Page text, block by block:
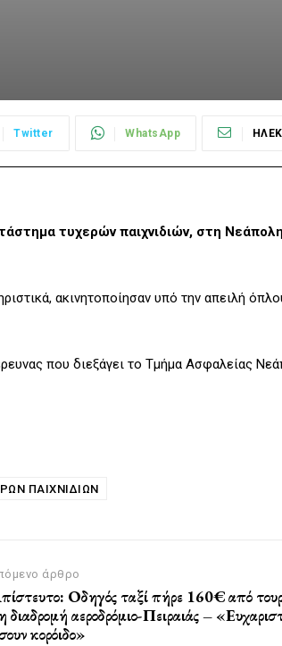
Twitter WhatsApp
τυχερών παιχνιδιών, στη Νεάπολη
ακινητοποίησαν υπό την απειλή
που διεξάγει το Τμήμα Ασφαλείας
ΠΑΙΧΝΙΔΙΏΝ
άρθρο
Οδηγός ταξί πήρε 160€ από
διαδρομή αεροδρόμιο-Πειραιάς –
κορόιδο»